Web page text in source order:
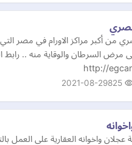
من أكبر مراكز الاورام في مصر
مرض السرطان والوقاية منه .. رابط
http://
2021-08-29
واخوانه العقارية على العمل